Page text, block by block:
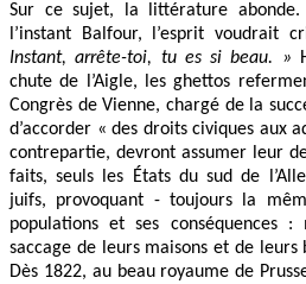
Sur ce sujet, la littérature abonde.
l’instant Balfour, l’esprit voudrait
Instant, arrête-toi, tu es si beau. »
chute de l’Aigle, les ghettos
Congrès de Vienne, chargé de la
d’accorder « des droits civiques aux
contrepartie, devront assumer leur
faits, seuls les États du sud de
juifs, provoquant - toujours la
populations et ses conséquences :
saccage de leurs maisons et de leurs
Dès 1822, au beau royaume de